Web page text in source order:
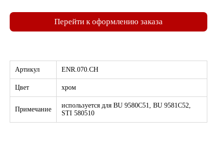
Перейти к оформлению заказа
Артикул ENR.070.CH
Цвет хром
Примечание
используется для BU 9580C51, BU 9581C52,
STI 580510